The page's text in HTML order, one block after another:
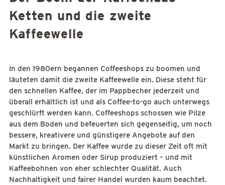
Ketten und die zweite
Kaffeewelle
In den 1980ern begannen Coffeeshops zu boomen und
läuteten damit die zweite Kaffeewelle ein. Diese steht für
den schnellen Kaffee, der im Pappbecher jederzeit und
überall erhältlich ist und als Coffee-to-go auch unterwegs
geschlürft werden kann. Coffeeshops schossen wie Pilze
aus dem Boden und befeuerten sich gegenseitig, um noch
bessere, kreativere und günstigere Angebote auf den
Markt zu bringen. Der Kaffee wurde zu dieser Zeit oft mit
künstlichen Aromen oder Sirup produziert – und mit
Kaffeebohnen von eher schlechter Qualität. Auch
Nachhaltigkeit und fairer Handel wurden kaum beachtet.